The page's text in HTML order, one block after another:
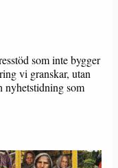
som inte bygger
vi granskar, utan
nyhetstidning som